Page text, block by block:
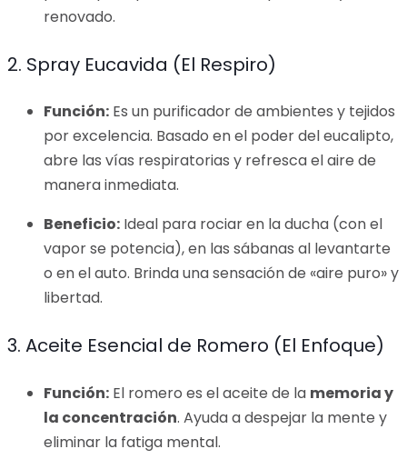
renovado.
2. Spray Eucavida (El Respiro)
Función: Es un purificador de ambientes y tejidos
por excelencia. Basado en el poder del eucalipto,
abre las vías respiratorias y refresca el aire de
manera inmediata.
Beneficio: Ideal para rociar en la ducha (con el
vapor se potencia), en las sábanas al levantarte
o en el auto. Brinda una sensación de «aire puro» y
libertad.
3. Aceite Esencial de Romero (El Enfoque)
Función: El romero es el aceite de la memoria y
la concentración. Ayuda a despejar la mente y
eliminar la fatiga mental.